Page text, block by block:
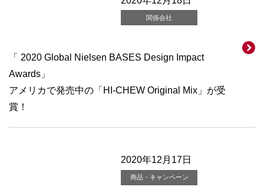
関係会社
「 2020 Global Nielsen BASES Design Impact
Awards」
アメリカで発売中の「HI-CHEW Original Mix」が受
賞！
2020年12月17日
商品・キャンペーン